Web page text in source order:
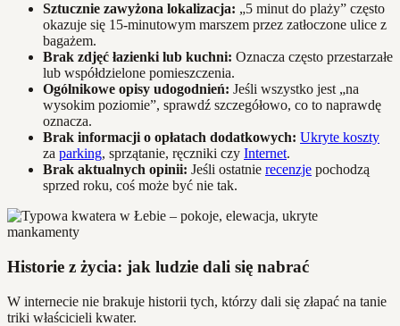
Sztucznie zawyżona lokalizacja: „5 minut do plaży” często
okazuje się 15-minutowym marszem przez zatłoczone ulice z
bagażem.
Brak zdjęć łazienki lub kuchni: Oznacza często przestarzałe
lub współdzielone pomieszczenia.
Ogólnikowe opisy udogodnień: Jeśli wszystko jest „na
wysokim poziomie”, sprawdź szczegółowo, co to naprawdę
oznacza.
Brak informacji o opłatach dodatkowych: Ukryte koszty
za parking, sprzątanie, ręczniki czy Internet.
Brak aktualnych opinii: Jeśli ostatnie recenzje pochodzą
sprzed roku, coś może być nie tak.
Historie z życia: jak ludzie dali się nabrać
W internecie nie brakuje historii tych, którzy dali się złapać na tanie
triki właścicieli kwater.